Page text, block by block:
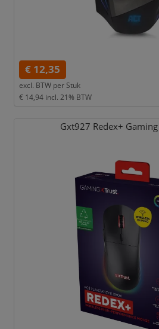
€ 12,35
excl. BTW per Stuk
€ 14,94 incl. 21% BTW
Gxt927 Redex+